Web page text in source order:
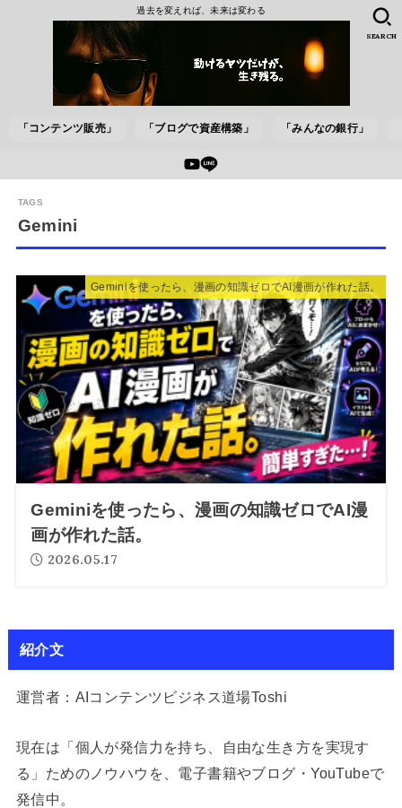
過去を変えれば、未来は変わる
「コンテンツ販売」 「ブログで資産構築」 「みんなの銀行」
SEARCH
Gemini
Geminiを使ったら、漫画の知識ゼロでAI漫画が作れた話。
Geminiを使ったら、漫画の知識ゼロでAI漫
画が作れた話。
2026.05.17
紹介文
運営者：AIコンテンツビジネス道場Toshi
現在は「個人が発信力を持ち、自由な生き方を実現す
る」ためのノウハウを、電子書籍やブログ・YouTubeで
発信中。